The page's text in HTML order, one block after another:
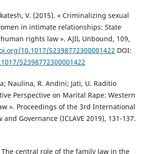
V. (2015). « Criminalizing sexual
in intimate relationships: State
rights law ». AJIL Unbound, 109,
10.1017/S2398772300001422 DOI:
S2398772300001422
Naulina, R. Andini; Jati, U. Raditio
Perspective on Marital Rape: Western
». Proceedings of the 3rd International
and Governance (ICLAVE 2019), 131-137.
The central role of the family law in the